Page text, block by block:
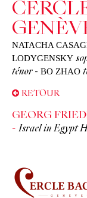
NATACHA
LODYGENSKY
ténor - BO ZHAO
RETOUR
GEORG
Israel in Egypt